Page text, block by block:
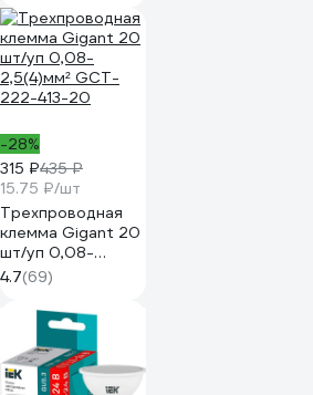
-28%
315 ₽435 ₽
15.75 ₽/шт
Трехпроводная
клемма Gigant 20
шт/уп 0,08-
2,5(4)мм² GCT-
222-413-20
4.7(69)